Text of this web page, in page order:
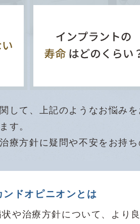
して、上記のようなお悩み
す。
療方針に疑問や不安をお持
ンドオピニオンとは
や治療方針について、より